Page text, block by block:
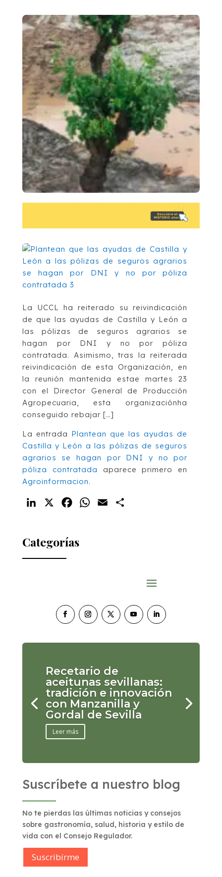
La UCCL ha reiterado su reivindicación
de que las ayudas de Castilla y León a
las pólizas de seguros agrarios se
hagan por DNI y no por póliza
contratada. Asimismo, tras la reiterada
reivindicación de esta Organización, en
la reunión mantenida estae martes 23
con el Director General de Producción
Agropecuaria, esta organizaciónha
conseguido rebajar […]
La entrada Plantean que las ayudas de
Castilla y León a las pólizas de seguros
agrarios se hagan por DNI y no por
póliza contratada aparece primero en
Agroinformacion.
LinkedIn FacebookWhatsApp
Email
Categorías
Recetario de
aceitunas sevillanas:
tradición e innovación
con Manzanilla y
Gordal de Sevilla
Leer más
Suscríbete a nuestro blog
No te pierdas las últimas noticias y consejos
sobre gastronomía, salud, historia y estilo de
vida con el Consejo Regulador.
Suscribírme